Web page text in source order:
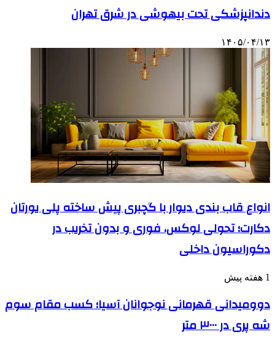
دندانپزشکی تحت بیهوشی در شرق تهران
۱۴۰۵/۰۴/۱۳
انواع قاب بندی دیوار با گچبری پیش ساخته پلی یورتان
دکارت؛ تحولی لوکس، فوری و بدون تخریب در
دکوراسیون داخلی
1 هفته پیش
دوومیدانی قهرمانی نوجوانان آسیا؛ کسب مقام سوم
شه پری در ۳۰۰۰ متر